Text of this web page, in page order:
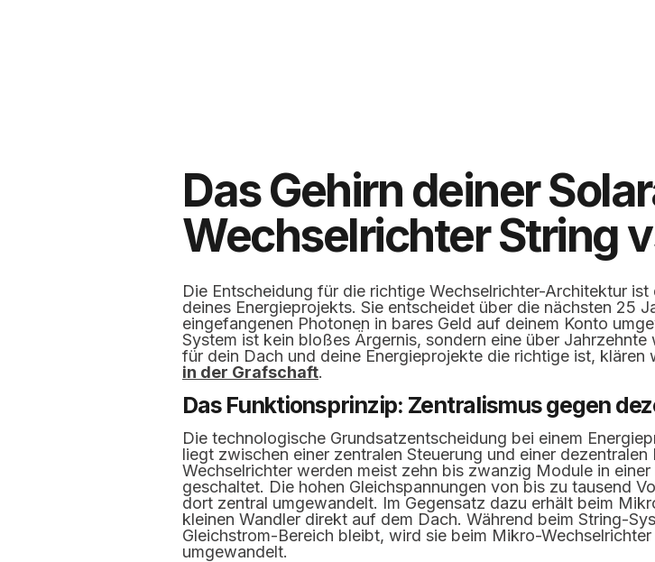
Das Gehirn deiner
Wechselrichter String
Die Entscheidung für die richtige Wechselrichter-Architektur
deines Energieprojekts. Sie entscheidet über die nächsten 25
eingefangenen Photonen in bares Geld auf deinem Konto
System ist kein bloßes Ärgernis, sondern eine über
für dein Dach und deine Energieprojekte die richtige ist, klären
in der Grafschaft.
Das Funktionsprinzip: Zentralismus gegen
Die technologische Grundsatzentscheidung bei einem
liegt zwischen einer zentralen Steuerung und einer
Wechselrichter werden meist zehn bis zwanzig Module in
geschaltet. Die hohen Gleichspannungen von bis zu tausend
dort zentral umgewandelt. Im Gegensatz dazu erhält beim
kleinen Wandler direkt auf dem Dach. Während beim String-
Gleichstrom-Bereich bleibt, wird sie beim Mikro-
umgewandelt.